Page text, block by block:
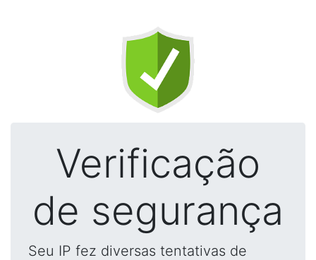
Verificação
de segurança
Seu IP fez diversas tentativas de